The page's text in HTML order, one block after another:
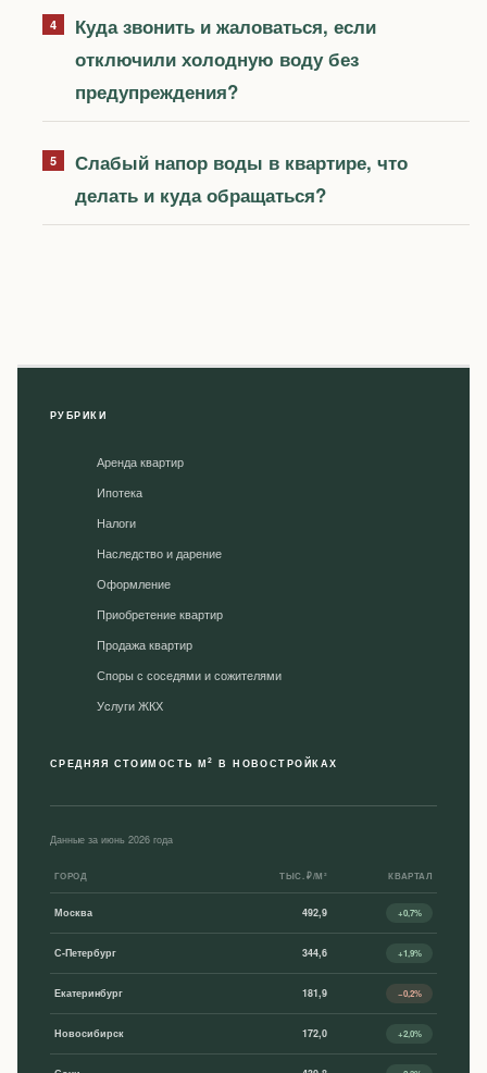
Куда звонить и жаловаться, если
отключили холодную воду без
предупреждения?
Слабый напор воды в квартире, что
делать и куда обращаться?
РУБРИКИ
Аренда квартир
Ипотека
Налоги
Наследство и дарение
Оформление
Приобретение квартир
Продажа квартир
Споры с соседями и сожителями
Уcлуги ЖКХ
СРЕДНЯЯ СТОИМОСТЬ М2 В НОВОСТРОЙКАХ
Данные за июнь 2026 года
ГОРОД ТЫС. ₽/М² КВАРТАЛ
Москва 492,9 +0,7%
С-Петербург 344,6 +1,9%
Екатеринбург 181,9 −0,2%
Новосибирск 172,0 +2,0%